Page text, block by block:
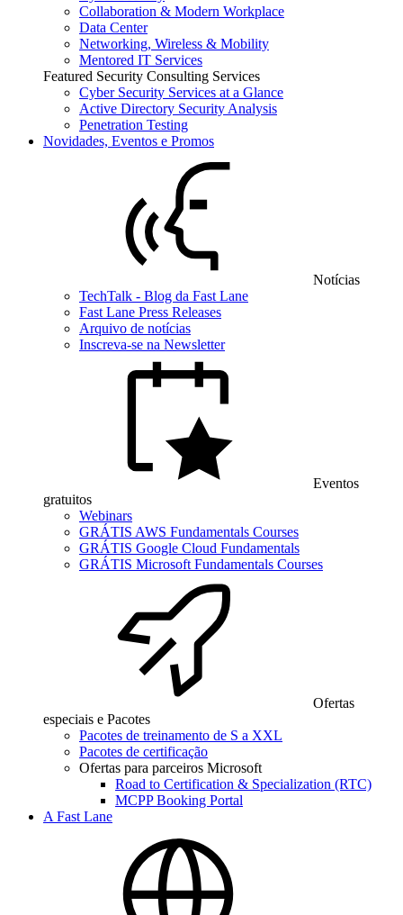
Collaboration & Modern Workplace
Data Center
Networking, Wireless & Mobility
Mentored IT Services
Featured Security Consulting Services
Cyber Security Services at a Glance
Active Directory Security Analysis
Penetration Testing
Novidades, Eventos e Promos
Notícias
TechTalk - Blog da Fast Lane
Fast Lane Press Releases
Arquivo de notícias
Inscreva-se na Newsletter
Eventos
gratuitos
Webinars
GRÁTIS AWS Fundamentals Courses
GRÁTIS Google Cloud Fundamentals
GRÁTIS Microsoft Fundamentals Courses
Ofertas
especiais e Pacotes
Pacotes de treinamento de S a XXL
Pacotes de certificação
Ofertas para parceiros Microsoft
Road to Certification & Specialization (RTC)
MCPP Booking Portal
A Fast Lane